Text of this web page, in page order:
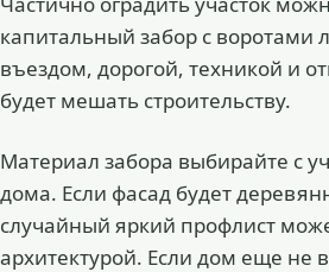
капитальный забор с воротами
въездом, дорогой, техникой и
будет мешать строительству.
Материал забора выбирайте с
дома. Если фасад будет
случайный яркий профлист
архитектурой. Если дом еще не